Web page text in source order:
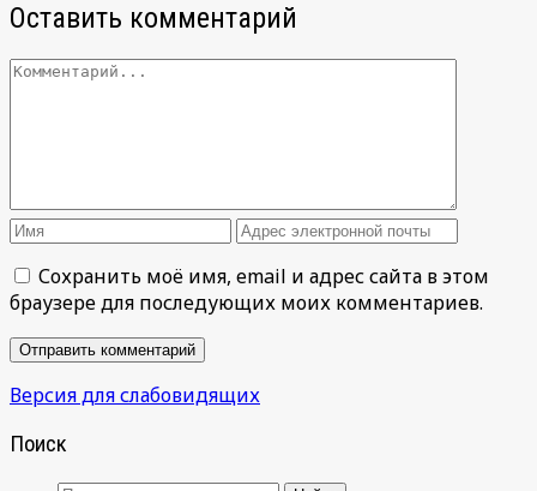
Оставить комментарий
Сохранить моё имя, email и адрес сайта в этом
браузере для последующих моих комментариев.
Версия для слабовидящих
Поиск